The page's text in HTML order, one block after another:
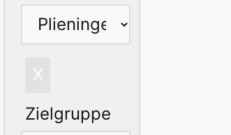
X
Zielgruppe